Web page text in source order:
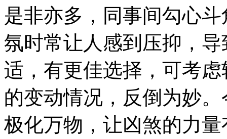
是非亦多，同事间勾心
氛时常让人感到压抑，
适，有更佳选择，可考
的变动情况，反倒为妙
极化万物，让凶煞的力